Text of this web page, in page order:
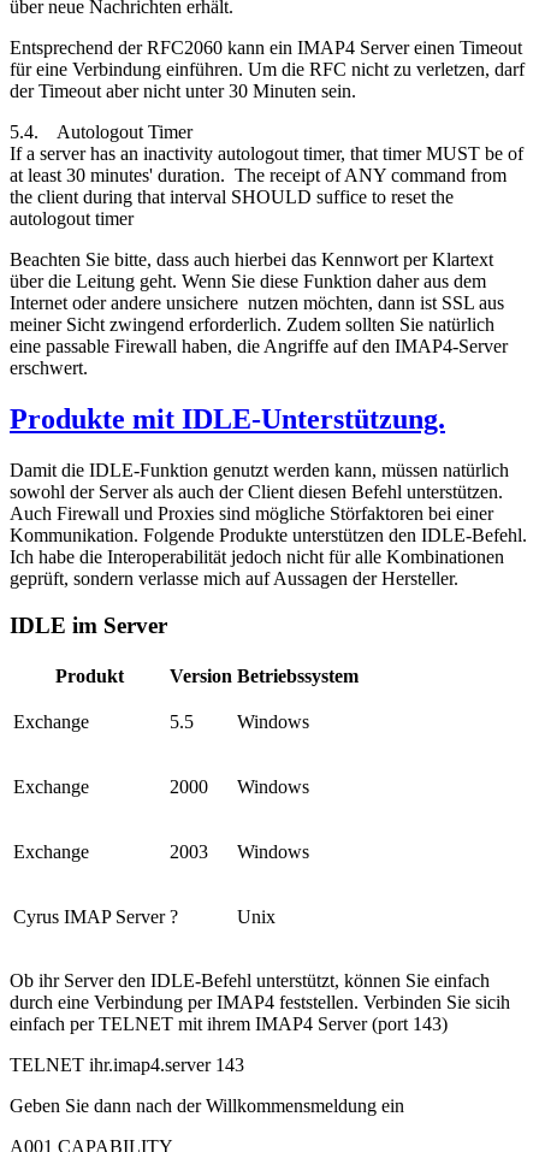
über neue Nachrichten erhält.
Entsprechend der RFC2060 kann ein IMAP4 Server einen Timeout
für eine Verbindung einführen. Um die RFC nicht zu verletzen, darf
der Timeout aber nicht unter 30 Minuten sein.
5.4. Autologout Timer
If a server has an inactivity autologout timer, that timer MUST be of
at least 30 minutes' duration. The receipt of ANY command from
the client during that interval SHOULD suffice to reset the
autologout timer
Beachten Sie bitte, dass auch hierbei das Kennwort per Klartext
über die Leitung geht. Wenn Sie diese Funktion daher aus dem
Internet oder andere unsichere nutzen möchten, dann ist SSL aus
meiner Sicht zwingend erforderlich. Zudem sollten Sie natürlich
eine passable Firewall haben, die Angriffe auf den IMAP4-Server
erschwert.
Produkte mit IDLE-Unterstützung.
Damit die IDLE-Funktion genutzt werden kann, müssen natürlich
sowohl der Server als auch der Client diesen Befehl unterstützen.
Auch Firewall und Proxies sind mögliche Störfaktoren bei einer
Kommunikation. Folgende Produkte unterstützen den IDLE-Befehl.
Ich habe die Interoperabilität jedoch nicht für alle Kombinationen
geprüft, sondern verlasse mich auf Aussagen der Hersteller.
IDLE im Server
Produkt Version Betriebssystem
Exchange 5.5 Windows
Exchange 2000 Windows
Exchange 2003 Windows
Cyrus IMAP Server ? Unix
Ob ihr Server den IDLE-Befehl unterstützt, können Sie einfach
durch eine Verbindung per IMAP4 feststellen. Verbinden Sie sicih
einfach per TELNET mit ihrem IMAP4 Server (port 143)
TELNET ihr.imap4.server 143
Geben Sie dann nach der Willkommensmeldung ein
A001 CAPABILITY